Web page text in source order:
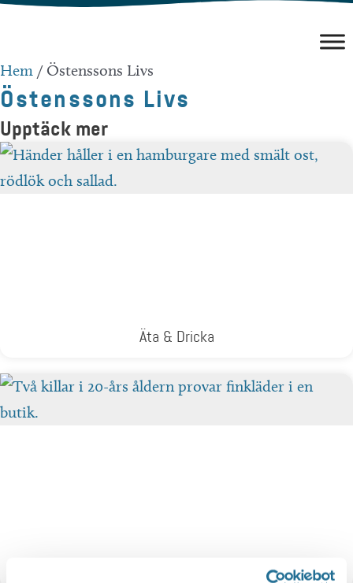
Hoppa
innehåll
Hem / Östenssons Livs
Östenssons Livs
Upptäck mer
Äta & Dricka